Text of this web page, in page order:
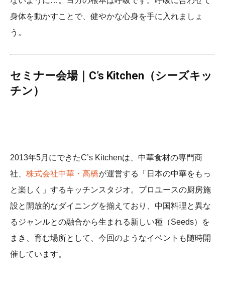
身体を動かすことで、健やかな心身を手に入れましょ
う。
セミナー会場｜C’s Kitchen（シーズキッ
チン）
2013年5月にできたC’s Kitchenは、中華食材の専門商
社、 株式会社中華・高橋が運営する「日本の中華をもっ
と楽しく」するキッチンスタジオ。プロユースの厨房施
設と開放的なダイニングを揃えており、中国料理と異な
るジャンルとの融合から生まれる新しい種（Seeds）を
まき、育む場所として、今回のようなイベントも随時開
催しています。